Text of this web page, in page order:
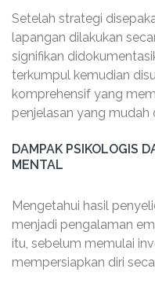
Setelah strategi
lapangan dilakukan
signifikan
terkumpul kemudian
komprehensif yang
penjelasan yang mudah
DAMPAK PSIKOLOGIS
MENTAL
Mengetahui hasil
menjadi pengalaman
itu, sebelum memulai
mempersiapkan diri